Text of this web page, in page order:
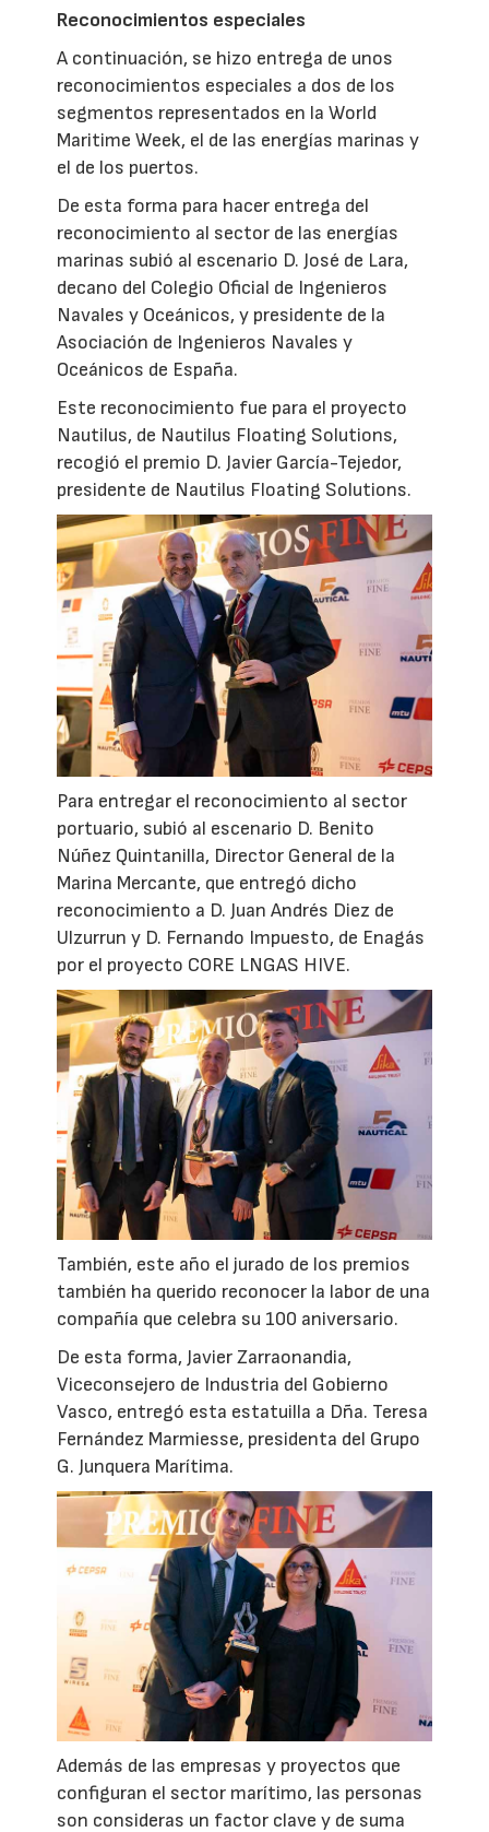
Reconocimientos especiales
A continuación, se hizo entrega de unos
reconocimientos especiales a dos de los
segmentos representados en la World
Maritime Week, el de las energías marinas y
el de los puertos.
De esta forma para hacer entrega del
reconocimiento al sector de las energías
marinas subió al escenario D. José de Lara,
decano del Colegio Oficial de Ingenieros
Navales y Oceánicos, y presidente de la
Asociación de Ingenieros Navales y
Oceánicos de España.
Este reconocimiento fue para el proyecto
Nautilus, de Nautilus Floating Solutions,
recogió el premio D. Javier García-Tejedor,
presidente de Nautilus Floating Solutions.
Para entregar el reconocimiento al sector
portuario, subió al escenario D. Benito
Núñez Quintanilla, Director General de la
Marina Mercante, que entregó dicho
reconocimiento a D. Juan Andrés Diez de
Ulzurrun y D. Fernando Impuesto, de Enagás
por el proyecto CORE LNGAS HIVE.
También, este año el jurado de los premios
también ha querido reconocer la labor de una
compañía que celebra su 100 aniversario.
De esta forma, Javier Zarraonandia,
Viceconsejero de Industria del Gobierno
Vasco, entregó esta estatuilla a Dña. Teresa
Fernández Marmiesse, presidenta del Grupo
G. Junquera Marítima.
Además de las empresas y proyectos que
configuran el sector marítimo, las personas
son consideras un factor clave y de suma